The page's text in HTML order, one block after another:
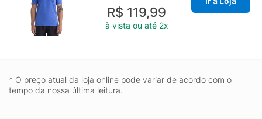
R$ 119,99
à vista ou até 2x
* O preço atual da loja online pode variar de acordo com o
tempo da nossa última leitura.